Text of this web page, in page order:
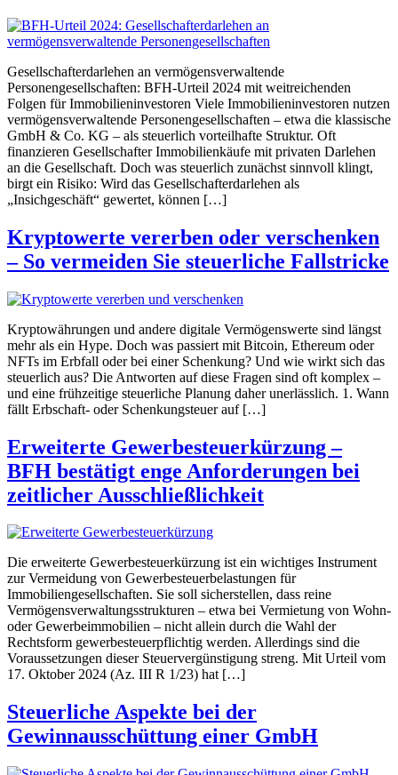
Gesellschafterdarlehen an vermögensverwaltende
Personengesellschaften: BFH-Urteil 2024 mit weitreichenden
Folgen für Immobilieninvestoren Viele Immobilieninvestoren nutzen
vermögensverwaltende Personengesellschaften – etwa die klassische
GmbH & Co. KG – als steuerlich vorteilhafte Struktur. Oft
finanzieren Gesellschafter Immobilienkäufe mit privaten Darlehen
an die Gesellschaft. Doch was steuerlich zunächst sinnvoll klingt,
birgt ein Risiko: Wird das Gesellschafterdarlehen als
„Insichgeschäft“ gewertet, können […]
Kryptowerte vererben oder verschenken
– So vermeiden Sie steuerliche Fallstricke
Kryptowährungen und andere digitale Vermögenswerte sind längst
mehr als ein Hype. Doch was passiert mit Bitcoin, Ethereum oder
NFTs im Erbfall oder bei einer Schenkung? Und wie wirkt sich das
steuerlich aus? Die Antworten auf diese Fragen sind oft komplex –
und eine frühzeitige steuerliche Planung daher unerlässlich. 1. Wann
fällt Erbschaft- oder Schenkungsteuer auf […]
Erweiterte Gewerbesteuerkürzung –
BFH bestätigt enge Anforderungen bei
zeitlicher Ausschließlichkeit
Die erweiterte Gewerbesteuerkürzung ist ein wichtiges Instrument
zur Vermeidung von Gewerbesteuerbelastungen für
Immobiliengesellschaften. Sie soll sicherstellen, dass reine
Vermögensverwaltungsstrukturen – etwa bei Vermietung von Wohn-
oder Gewerbeimmobilien – nicht allein durch die Wahl der
Rechtsform gewerbesteuerpflichtig werden. Allerdings sind die
Voraussetzungen dieser Steuervergünstigung streng. Mit Urteil vom
17. Oktober 2024 (Az. III R 1/23) hat […]
Steuerliche Aspekte bei der
Gewinnausschüttung einer GmbH